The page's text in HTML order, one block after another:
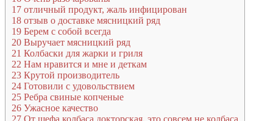
17 отличный продукт, жаль инфицирован
18 отзыв о доставке мясницкий ряд
19 Берем с собой всегда
20 Выручает мясницкий ряд
21 Колбаски для жарки и гриля
22 Нам нравится и мне и деткам
23 Крутой производитель
24 Готовили с удовольствием
25 Ребра свиные копченые
26 Ужасное качество
27 От шефа колбаса докторская, это совсем не колбаса